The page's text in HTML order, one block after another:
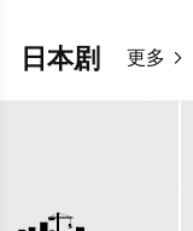
日本剧 更多 